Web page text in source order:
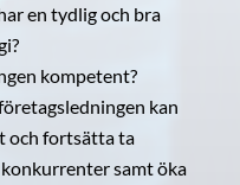
en tydlig och bra
kompetent?
kan
och fortsätta ta
samt öka